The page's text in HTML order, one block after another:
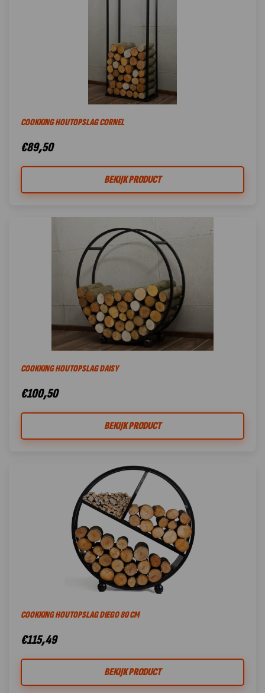
COOKKING HOUTOPSLAG CORNEL
€89,50
BEKIJK PRODUCT
COOKKING HOUTOPSLAG DAISY
€100,50
BEKIJK PRODUCT
COOKKING HOUTOPSLAG DIEGO 80 CM
€115,49
BEKIJK PRODUCT